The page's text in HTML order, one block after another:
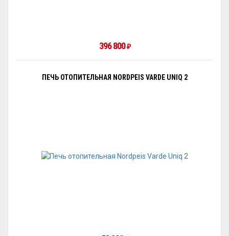
396 800 ₽
ПЕЧЬ ОТОПИТЕЛЬНАЯ NORDPEIS VARDE UNIQ 2